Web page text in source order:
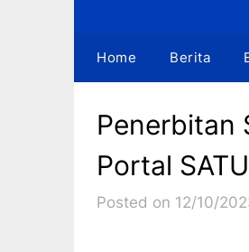
Home Berita
Penerbitan
Portal
Posted on 12/10/